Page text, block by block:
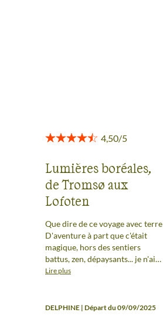
Lumières boréales,
de Tromsø aux
Lofoten
Que dire de ce voyage avec terre
D'aventure à part que c'était
magique, hors des sentiers
battus, zen, dépaysants... je n'ai
pas assez de qualificatif pour
eu lieu début Septembre et nous
Lire plus
DELPHINE | Départ du 09/09/2025